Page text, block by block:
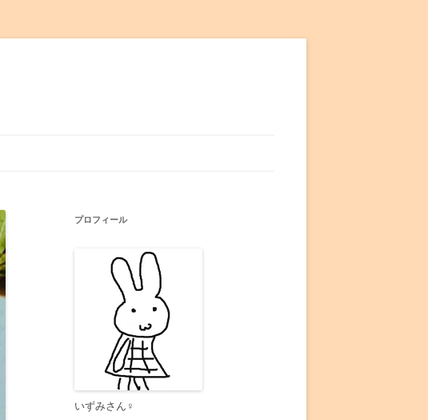
プロフィール
いずみさん♀